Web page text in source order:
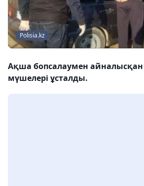
Polisia.kz
Ақша бопсалаумен
мүшелері ұсталды.